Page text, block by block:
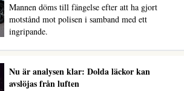
Mannen döms till fängelse efter att ha gjort
motstånd mot polisen i samband med ett
ingripande.
Nu är analysen klar: Dolda läckor kan
avslöjas från luften